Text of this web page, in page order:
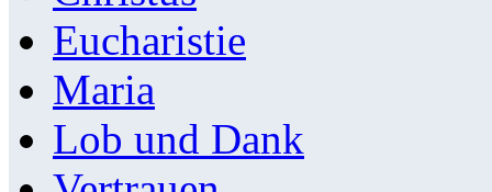
Eucharistie
Maria
Lob und Dank